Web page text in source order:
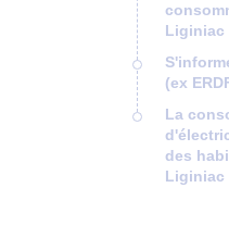
Liginiac
(ex
La
des
Liginiac